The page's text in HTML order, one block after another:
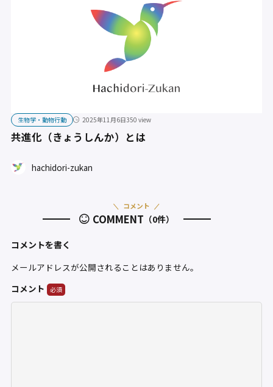
生物学・動物行動 2025年11月6日350 view
共進化（きょうしんか）とは
hachidori-zukan
COMMENT （0件）
コメント
コメントを書く
メールアドレスが公開されることはありません。
コメント